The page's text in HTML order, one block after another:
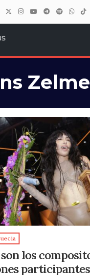
España
los